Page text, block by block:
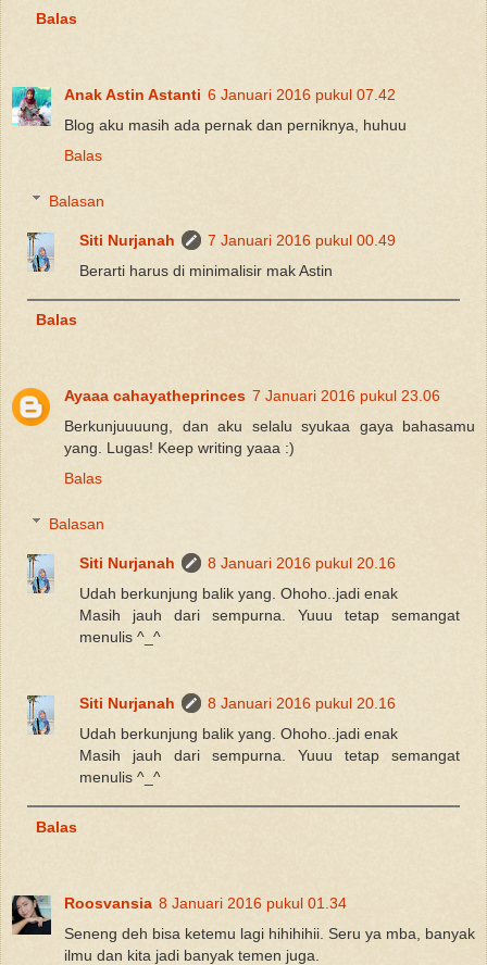
Balas
Anak Astin Astanti 6 Januari 2016 pukul 07.42
Blog aku masih ada pernak dan perniknya, huhuu
Balas
Balasan
Siti Nurjanah
7 Januari 2016 pukul 00.49
Berarti harus di minimalisir mak Astin
Balas
Ayaaa cahayatheprinces 7 Januari 2016 pukul 23.06
Berkunjuuuung, dan aku selalu syukaa gaya bahasamu
yang. Lugas! Keep writing yaaa :)
Balas
Balasan
Siti Nurjanah
8 Januari 2016 pukul 20.16
Udah berkunjung balik yang. Ohoho..jadi enak
Masih jauh dari sempurna. Yuuu tetap semangat
menulis ^_^
Siti Nurjanah
8 Januari 2016 pukul 20.16
Udah berkunjung balik yang. Ohoho..jadi enak
Masih jauh dari sempurna. Yuuu tetap semangat
menulis ^_^
Balas
Roosvansia 8 Januari 2016 pukul 01.34
Seneng deh bisa ketemu lagi hihihihii. Seru ya mba, banyak
ilmu dan kita jadi banyak temen juga.